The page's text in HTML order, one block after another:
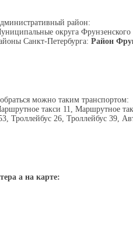
район:
округа
Санкт-Петербурга: Район
можно таким транспортом:
такси 11, Маршрутное
Троллейбус 26, Троллейбус 39,
a на карте: